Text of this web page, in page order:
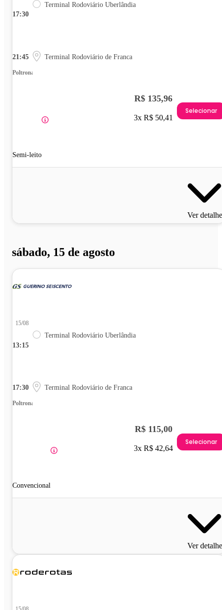
17:30
Terminal Rodoviário Uberlândia
21:45 Terminal Rodoviário de Franca
Poltrona
Semi-leito
R$ 135,96
3x R$ 50,41
Selecionar
Ver
sábado, 15 de agosto
13:15
15/08
Terminal Rodoviário Uberlândia
17:30 Terminal Rodoviário de Franca
Poltrona
Convencional
R$ 115,00
3x R$ 42,64
Selecionar
Ver